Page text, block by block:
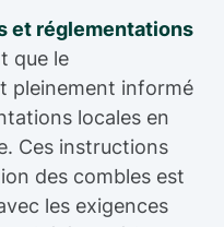
et réglementations
que le
pleinement informé
locales en
Ces instructions
des combles est
les exigences